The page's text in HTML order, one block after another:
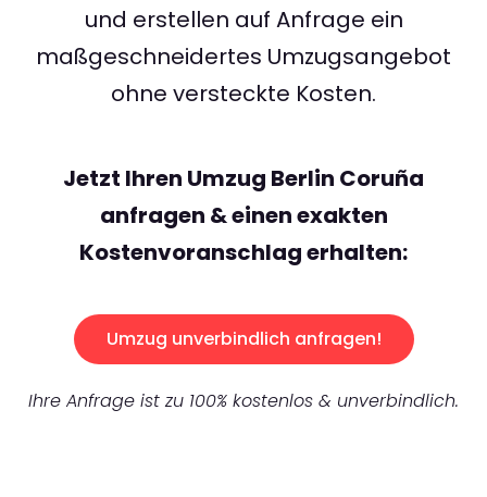
und erstellen auf Anfrage ein
maßgeschneidertes Umzugsangebot
ohne versteckte Kosten.
Jetzt Ihren Umzug Berlin Coruña
anfragen & einen exakten
Kostenvoranschlag erhalten:
Umzug unverbindlich anfragen!
Ihre Anfrage ist zu 100% kostenlos & unverbindlich.